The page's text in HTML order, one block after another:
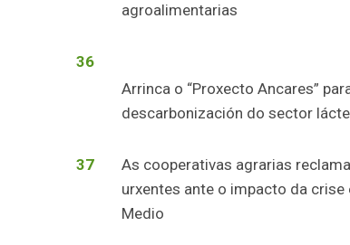
agroalimentarias
36
Arrinca o “Proxecto Ancares”
descarbonización do sector
37
As cooperativas agrarias
urxentes ante o impacto da crise
Medio